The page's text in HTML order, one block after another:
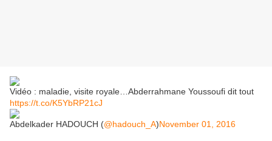
Vidéo : maladie, visite royale…Abderrahmane Youssoufi dit tout
https://t.co/K5YbRP21cJ
Abdelkader HADOUCH (@hadouch_A)November 01, 2016